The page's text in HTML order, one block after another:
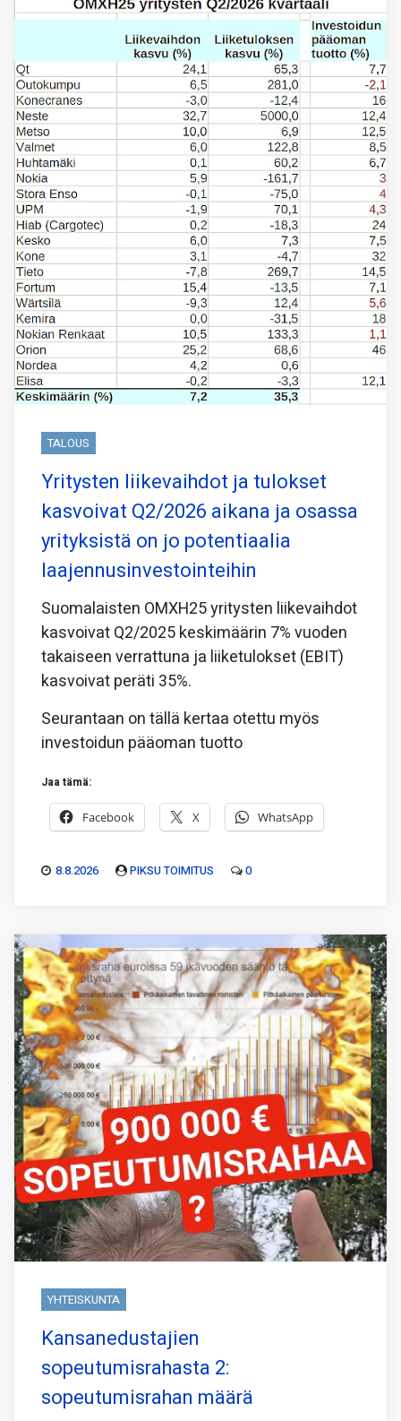
TALOUS
Yritysten liikevaihdot ja tulokset
kasvoivat Q2/2026 aikana ja osassa
yrityksistä on jo potentiaalia
laajennusinvestointeihin
Suomalaisten OMXH25 yritysten liikevaihdot
kasvoivat Q2/2025 keskimäärin 7% vuoden
takaiseen verrattuna ja liiketulokset (EBIT)
kasvoivat peräti 35%.
Seurantaan on tällä kertaa otettu myös
investoidun pääoman tuotto
Jaa tämä:
Facebook X WhatsApp
8.8.2026 PIKSU TOIMITUS 0
YHTEISKUNTA
Kansanedustajien
sopeutumisrahasta 2:
sopeutumisrahan määrä